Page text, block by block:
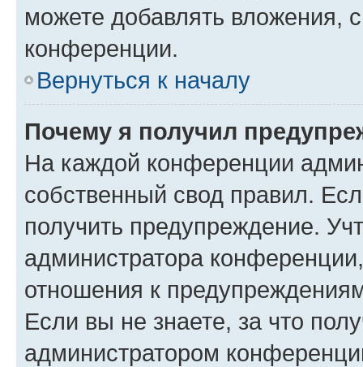
можете добавлять вложения,
конференции.
Вернуться к началу
Почему я получил
На каждой конференции
собственный свод правил.
получить предупреждение.
администратора
отношения к
Если вы не знаете, за что
администратором